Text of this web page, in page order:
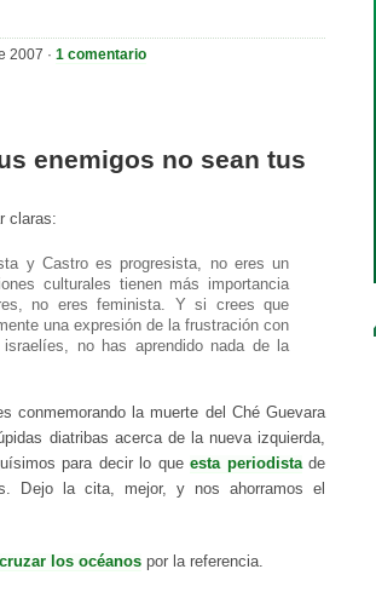
2007 · 1 comentario
enemigos no sean tus
claras:
y Castro es progresista, no eres un
culturales tienen más importancia
no eres feminista. Y si crees que
una expresión de la frustración con
no has aprendido nada de la
conmemorando la muerte del Ché Guevara
diatribas acerca de la nueva izquierda,
para decir lo queesta periodistade
Dejo la cita, mejor, y nos ahorramos el
los océanos por la referencia.